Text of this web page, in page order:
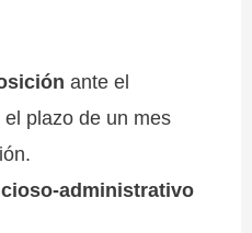
ante el
plazo de un mes
administrativo